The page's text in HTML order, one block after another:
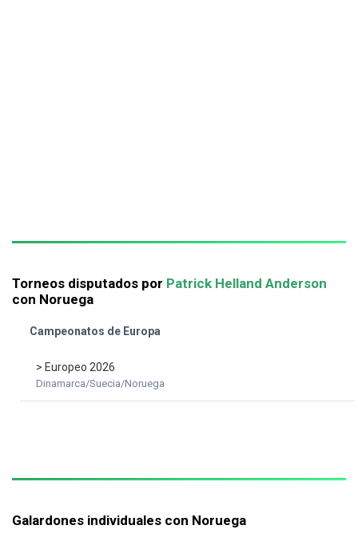
Torneos disputados por Patrick Helland Anderson
con Noruega
Campeonatos de Europa
> Europeo 2026
Dinamarca/Suecia/Noruega
Galardones individuales con Noruega